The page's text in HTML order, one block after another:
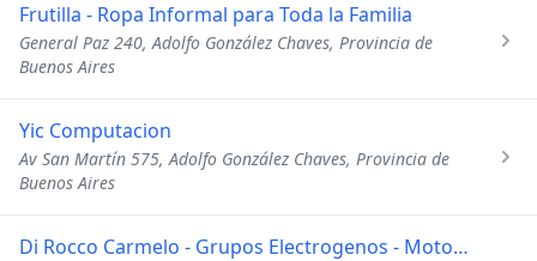
Frutilla - Ropa Informal para Toda la Familia
General Paz 240, Adolfo González Chaves, Provincia de
Buenos Aires
Yic Computacion
Av San Martín 575, Adolfo González Chaves, Provincia de
Buenos Aires
Di Rocco Carmelo - Grupos Electrogenos - Motores Electricos - Bobinados